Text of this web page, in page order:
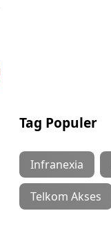
Tag Populer
Infranexia
Telkom Akses